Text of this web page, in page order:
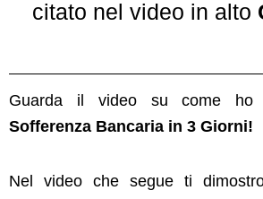
citato nel video in alto
Guarda il video su come
Sofferenza Bancaria in 3 Giorni!
Nel video che segue ti